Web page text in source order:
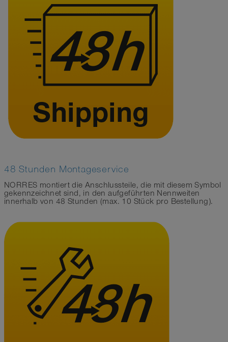
48 Stunden Montageservice
NORRES montiert die Anschlussteile, die mit diesem Symbol
gekennzeichnet sind, in den aufgeführten Nennweiten
innerhalb von 48 Stunden (max. 10 Stück pro Bestellung).